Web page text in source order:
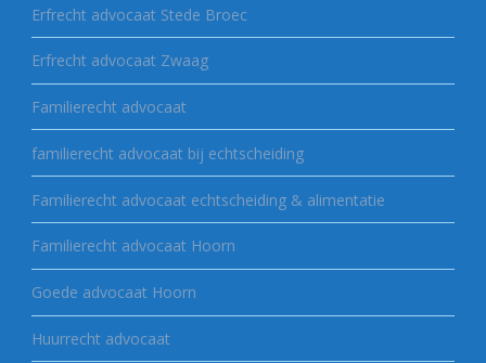
Erfrecht advocaat Stede Broec
Erfrecht advocaat Zwaag
Familierecht advocaat
familierecht advocaat bij echtscheiding
Familierecht advocaat echtscheiding & alimentatie
Familierecht advocaat Hoorn
Goede advocaat Hoorn
Huurrecht advocaat